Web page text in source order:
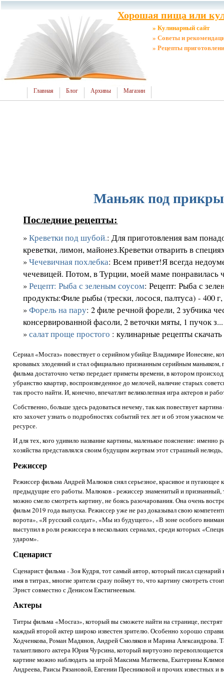
Хорошая пища или
» Кулинарный сайт
» Советы и
» Рецепты
Главная Блог Архивы Магазин
Маньяк под
Последние рецепты:
»Креветки под шубой.: Для приготовления вам
креветки, лимон, майонез.Креветки отварить в
»Чечевичная похлебка: Всем привет!Я всегда
чечевицей. Потом, в Турции, моей маме понравилась
»Рецепт: Рыба с зеленым соусом: Рецепт: Рыба с
продукты:Филе рыбы (трески, лосося, палтуса) - 400
»Форель на пару: 2 филе речной форели, 2 зубчика
консервированной фасоли, 2 веточки мяты, 1 пучок з...
»салат проще простого : кулинарные рецепты скачать
Сериал «Мосгаз» повествует о серийном убийце Владимире Ионесяне,
кровавых злодеяний и стал официально признанным серийным
фильма достаточно четко передает приметы времени, в котором
убранство квартир, воспроизведенное до мелочей, наличие старых
так просто найти. И, конечно, впечатлит великолепная игра актеров и
Собственно, больше здесь радоваться нечему, так как повествует
кто захочет узнать о подробностях событий тех лет и об этом ужасном
ресурсе.
И для тех, кого удивило название картины, маленькое пояснение: именно
хозяйства представлялся своим будущим жертвам этот страшный
Режиссер
Режиссер фильма Андрей Малюков снял серьезное, красивое и пугающее
предыдущие его работы. Малюков - режиссер знаменитый и признанный,
можно смело смотреть картину, не боясь разочарования. Она очень
фильм 2019 года выпуска. Режиссер уже не раз доказывал свою
ворота», «Я русский солдат», «Мы из будущего», «В зоне особого
выступил в роли режиссера в нескольких сериалах, среди которых
ударом».
Сценарист
Сценарист фильма - Зоя Кудря, тот самый автор, который писал
имя в титрах, многие зрители сразу поймут то, что картину смотреть
Эрнст совместно с Денисом Евстигнеевым.
Актеры
Титры фильма «Мосгаз», который вы сможете найти на странице,
каждый второй актер широко известен зрителю. Особенно хорошо
Ходченкова, Роман Мадянов, Андрей Смоляков и Марина Александрова.
талантливого актера Юрия Чурсина, который виртуозно
картине можно наблюдать за игрой Максима Матвеева, Екатерины
Андреева, Раисы Рязановой, Евгении Пресниковой и прочих известных и